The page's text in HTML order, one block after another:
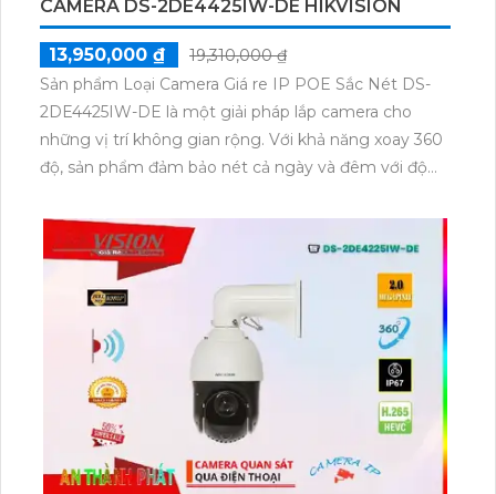
CAMERA HIKVISION DS-2DE5425IW-AE
22,020,000 ₫
Liên hệ
Camera An Ninh Công Nghệ POE DS-2DE5425IW-
AE là một sản phẩm camera an ninh chất lượng cao
được thiết kế để đáp ứng nhu cầu giám sát an ninh
tại các khu vực quan trọng. Với ưu điểm vượt trội,
cho việc giám sát.Một trong những ưu điểm của
camera này là khả năng xoay zoom, giúp người dùng
có thể xem xa mà không lo bị bể hình. Điều này giúp
camera cung cấp hình ảnh chi tiết và rõ nét ở cả
khoảng cách xa.Camera DS-2DE5425IW-AE còn tích
hợp công nghệ Starlight cho phép quan sát chất
lượng hình ảnh tốt ngay cả trong điều kiện thiếu
sáng. Điều này giúp người dùng có thể giám sát ban
đêm một cách dễ dàng và chính xác.Với công nghệ
Progressive Scan CMOS, camera này mang đến màu